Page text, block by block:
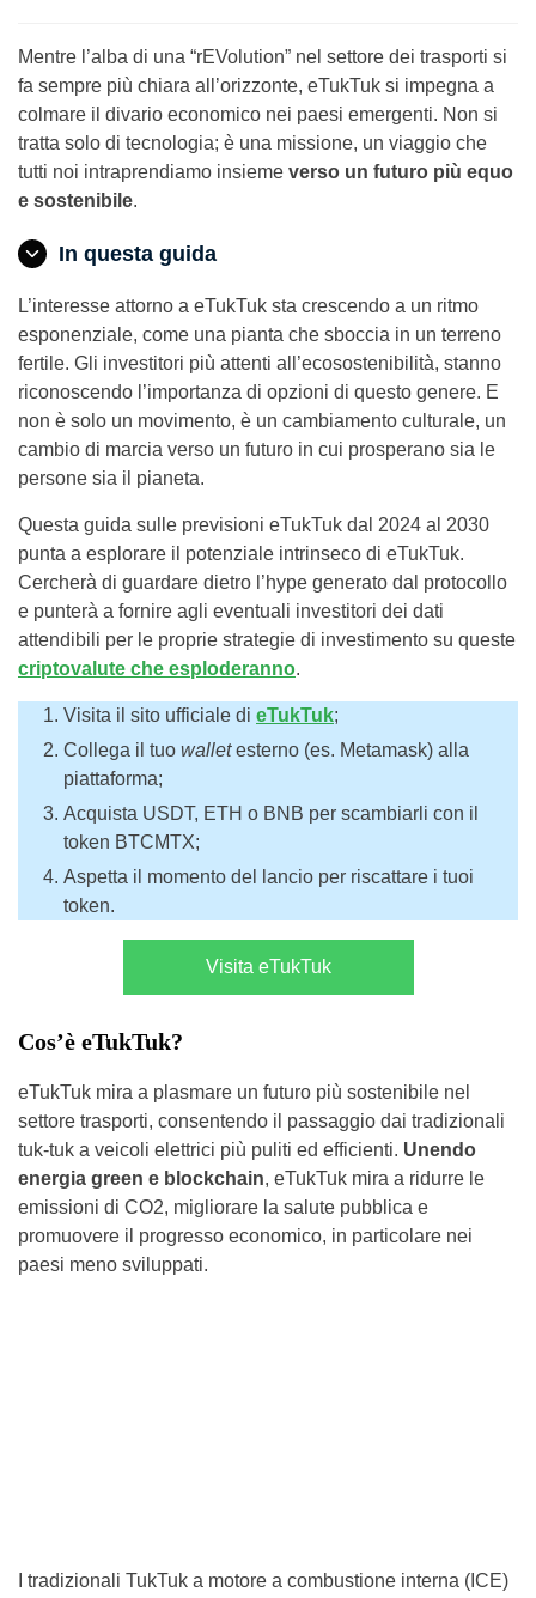
Mentre l’alba di una “rEVolution” nel settore dei trasporti si
fa sempre più chiara all’orizzonte, eTukTuk si impegna a
colmare il divario economico nei paesi emergenti. Non si
tratta solo di tecnologia; è una missione, un viaggio che
tutti noi intraprendiamo insieme verso un futuro più equo
e sostenibile.
In questa guida
L’interesse attorno a eTukTuk sta crescendo a un ritmo
esponenziale, come una pianta che sboccia in un terreno
fertile. Gli investitori più attenti all’ecosostenibilità, stanno
riconoscendo l’importanza di opzioni di questo genere. E
non è solo un movimento, è un cambiamento culturale, un
cambio di marcia verso un futuro in cui prosperano sia le
persone sia il pianeta.
Questa guida sulle previsioni eTukTuk dal 2024 al 2030
punta a esplorare il potenziale intrinseco di eTukTuk.
Cercherà di guardare dietro l’hype generato dal protocollo
e punterà a fornire agli eventuali investitori dei dati
attendibili per le proprie strategie di investimento su queste
criptovalute che esploderanno.
Visita il sito ufficiale di eTukTuk;
Collega il tuo walletesterno (es. Metamask) alla
piattaforma;
Acquista USDT, ETH o BNB per scambiarli con il
token BTCMTX;
Aspetta il momento del lancio per riscattare i tuoi
token.
Visita eTukTuk
Cos’è eTukTuk?
eTukTuk mira a plasmare un futuro più sostenibile nel
settore trasporti, consentendo il passaggio dai tradizionali
tuk-tuk a veicoli elettrici più puliti ed efficienti. Unendo
energia green e blockchain, eTukTuk mira a ridurre le
emissioni di CO2, migliorare la salute pubblica e
promuovere il progresso economico, in particolare nei
paesi meno sviluppati.
I tradizionali TukTuk a motore a combustione interna (ICE)